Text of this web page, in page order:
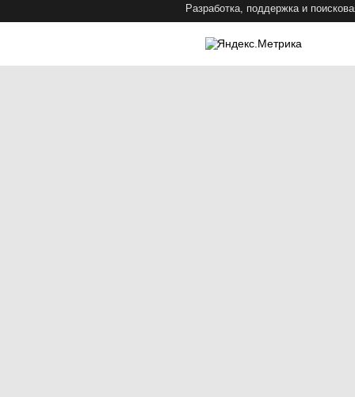
Разработка, поддержка и